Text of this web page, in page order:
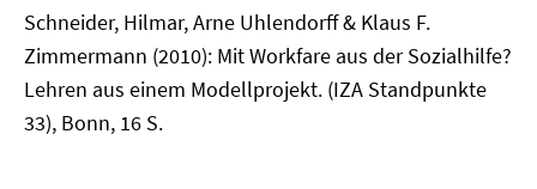
Schneider, Hilmar, Arne Uhlendorff & Klaus F.
Zimmermann (2010): Mit Workfare aus der Sozialhilfe?
Lehren aus einem Modellprojekt. (IZA Standpunkte
33), Bonn, 16 S.